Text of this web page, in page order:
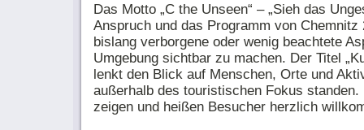
Das Motto „C the Unseen“ – „Sieh das
Anspruch und das Programm von
bislang verborgene oder wenig beachtete
Umgebung sichtbar zu machen. Der Titel
lenkt den Blick auf Menschen, Orte und
außerhalb des touristischen Fokus
zeigen und heißen Besucher herzlich